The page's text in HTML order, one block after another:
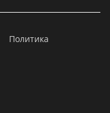
Политика